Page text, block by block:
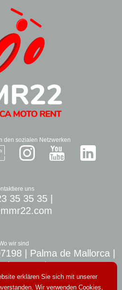
den sozialen Netzwerken
uns
35 35 35
wir sind
| Palma de Mallorca |
Palma
erklären Sie sich mit unserer
Wir verwenden Cookies,